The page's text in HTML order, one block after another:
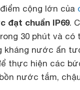
cộng lớn của
đạt chuẩn IP69.
30 phút và
kháng nước ấn
thực hiện các
nước tắm,